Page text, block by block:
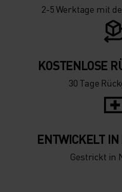
2-5 Werktage mit
KOSTENLOSE
30 Tage
ENTWICKELT
Gestrickt in